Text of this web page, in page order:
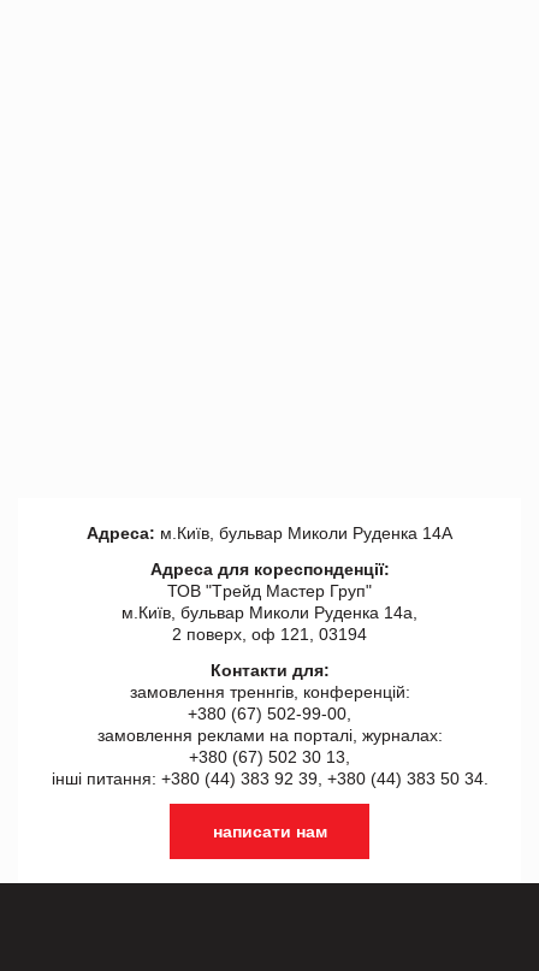
Адреса: м.Київ, бульвар Миколи Руденка 14А
Адреса для кореспонденції:
ТОВ "Tрейд Мастер Груп"
м.Київ, бульвар Миколи Руденка 14а,
2 поверх, оф 121, 03194
Контакти для:
замовлення треннгів, конференцій:
+380 (67) 502-99-00,
замовлення реклами на порталі, журналах:
+380 (67) 502 30 13,
інші питання: +380 (44) 383 92 39, +380 (44) 383 50 34.
написати нам